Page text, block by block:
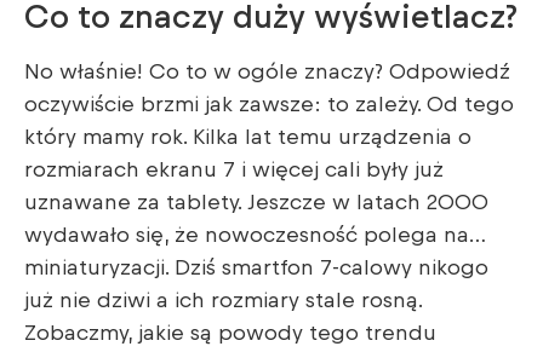
Co to znaczy duży wyświetlacz?
No właśnie! Co to w ogóle znaczy? Odpowiedź
oczywiście brzmi jak zawsze: to zależy. Od tego
który mamy rok. Kilka lat temu urządzenia o
rozmiarach ekranu 7 i więcej cali były już
uznawane za tablety. Jeszcze w latach 2000
wydawało się, że nowoczesność polega na…
miniaturyzacji. Dziś smartfon 7-calowy nikogo
już nie dziwi a ich rozmiary stale rosną.
Zobaczmy, jakie są powody tego trendu